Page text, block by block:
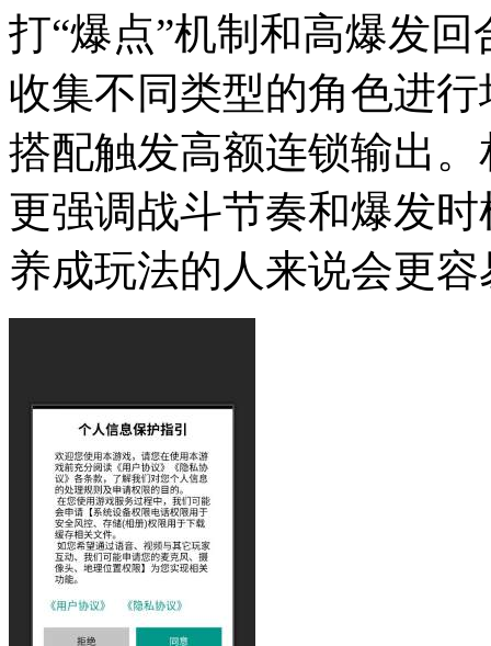
打“爆点”机制和高爆发
收集不同类型的角色进
搭配触发高额连锁输出
更强调战斗节奏和爆发
养成玩法的人来说会更